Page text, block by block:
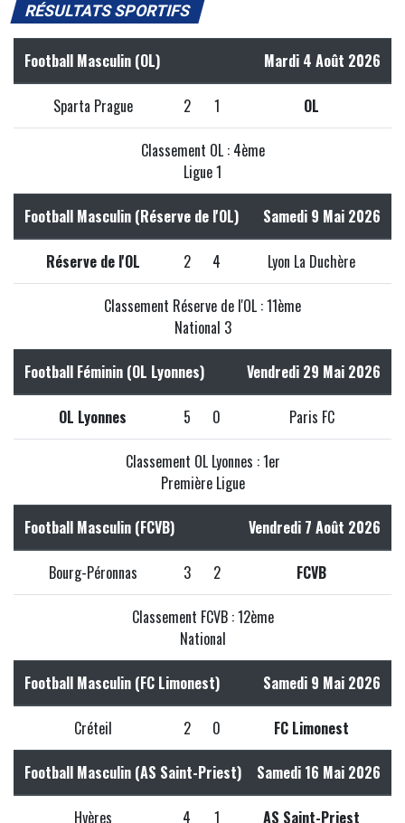
RÉSULTATS SPORTIFS
Football Masculin (OL) Mardi 4 Août 2026
Sparta Prague 2 1 OL
Classement OL : 4ème
Ligue 1
Football Masculin (Réserve de l'OL) Samedi 9 Mai 2026
Réserve de l'OL 2 4 Lyon La Duchère
Classement Réserve de l'OL : 11ème
National 3
Football Féminin (OL Lyonnes) Vendredi 29 Mai 2026
OL Lyonnes 5 0 Paris FC
Classement OL Lyonnes : 1er
Première Ligue
Football Masculin (FCVB) Vendredi 7 Août 2026
Bourg-Péronnas 3 2 FCVB
Classement FCVB : 12ème
National
Football Masculin (FC Limonest) Samedi 9 Mai 2026
Créteil 2 0 FC Limonest
Football Masculin (AS Saint-Priest) Samedi 16 Mai 2026
Hyères 4 1 AS Saint-Priest